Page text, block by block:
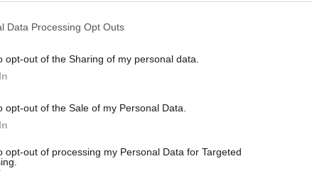
Data Processing Opt Outs
opt-out of the Sharing of my personal data.
opt-out of the Sale of my Personal Data.
opt-out of processing my Personal Data for Targeted
i propri lavori. La rivista accetta sottomissioni
formato open access che favorisce la condivisione